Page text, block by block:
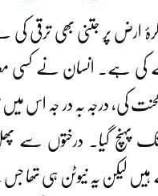
ارض پر جتنی بھی ترقی کی
ہے۔ انسان نے کسی
کی، درجہ بہ در جہ اس میں
تک پہنچ گیا۔ درختوں
لیکن یہ نیوٹن ہی تھا